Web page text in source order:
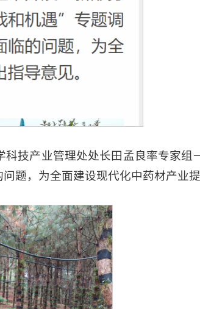
技产业管理处处长田孟良率专家组
题，为全面建设现代化中药材产业提